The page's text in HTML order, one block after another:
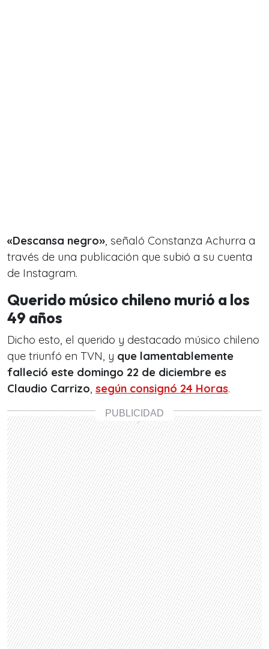
«Descansa negro», señaló Constanza Achurra a
través de una publicación que subió a su cuenta
de Instagram.
Querido músico chileno murió a los
49 años
Dicho esto, el querido y destacado músico chileno
que triunfó en TVN, y que lamentablemente
falleció este domingo 22 de diciembre es
Claudio Carrizo, según consignó 24 Horas.